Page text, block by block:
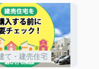
て・建売住宅